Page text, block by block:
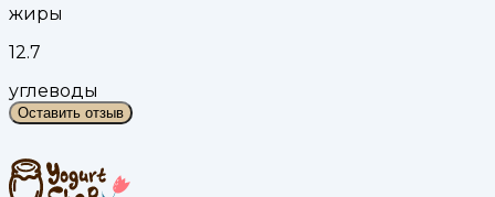
жиры
12.7
углеводы
Оставить отзыв